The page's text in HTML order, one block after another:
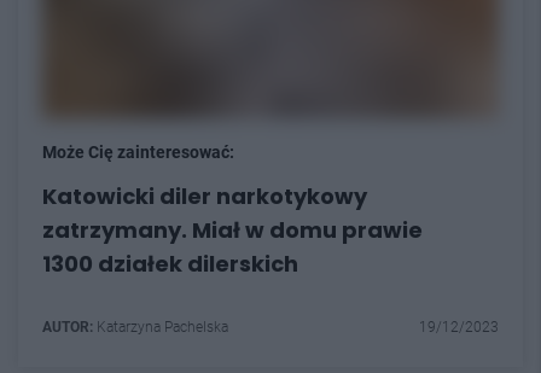
Może Cię zainteresować:
Katowicki diler narkotykowy
zatrzymany. Miał w domu prawie
1300 działek dilerskich
AUTOR: Katarzyna Pachelska 19/12/2023